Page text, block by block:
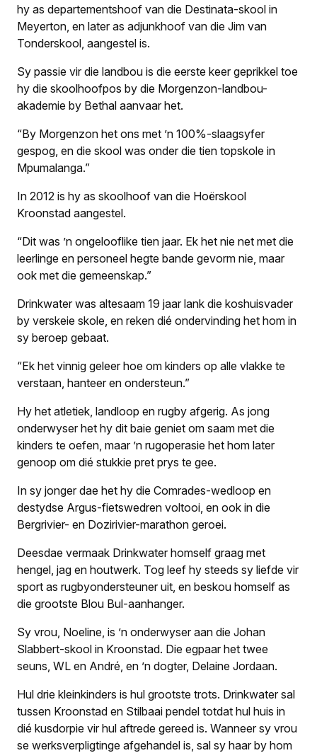
hy as departementshoof van die Destinata-skool in
Meyerton, en later as adjunkhoof van die Jim van
Tonderskool, aangestel is.
Sy passie vir die landbou is die eerste keer geprikkel toe
hy die skoolhoofpos by die Morgenzon-landbou-
akademie by Bethal aanvaar het.
“By Morgenzon het ons met ’n 100%-slaagsyfer
gespog, en die skool was onder die tien topskole in
Mpumalanga.”
In 2012 is hy as skoolhoof van die Hoërskool
Kroonstad aangestel.
“Dit was ’n ongelooflike tien jaar. Ek het nie net met die
leerlinge en personeel hegte bande gevorm nie, maar
ook met die gemeenskap.”
Drinkwater was altesaam 19 jaar lank die koshuisvader
by verskeie skole, en reken dié ondervinding het hom in
sy beroep gebaat.
“Ek het vinnig geleer hoe om kinders op alle vlakke te
verstaan, hanteer en ondersteun.”
Hy het atletiek, landloop en rugby afgerig. As jong
onderwyser het hy dit baie geniet om saam met die
kinders te oefen, maar ’n rugoperasie het hom later
genoop om dié stukkie pret prys te gee.
In sy jonger dae het hy die Comrades-wedloop en
destydse Argus-fietswedren voltooi, en ook in die
Bergrivier- en Dozirivier-marathon geroei.
Deesdae vermaak Drinkwater homself graag met
hengel, jag en houtwerk. Tog leef hy steeds sy liefde vir
sport as rugbyondersteuner uit, en beskou homself as
die grootste Blou Bul-aanhanger.
Sy vrou, Noeline, is ’n onderwyser aan die Johan
Slabbert-skool in Kroonstad. Die egpaar het twee
seuns, WL en André, en ’n dogter, Delaine Jordaan.
Hul drie kleinkinders is hul grootste trots. Drinkwater sal
tussen Kroonstad en Stilbaai pendel totdat hul huis in
dié kusdorpie vir hul aftrede gereed is. Wanneer sy vrou
se werksverpligtinge afgehandel is, sal sy haar by hom